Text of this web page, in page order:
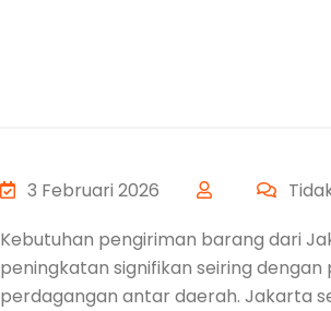
3 Februari 2026
Kebutuhan pengiriman barang dari
peningkatan signifikan seiring
perdagangan antar daerah. Jakarta